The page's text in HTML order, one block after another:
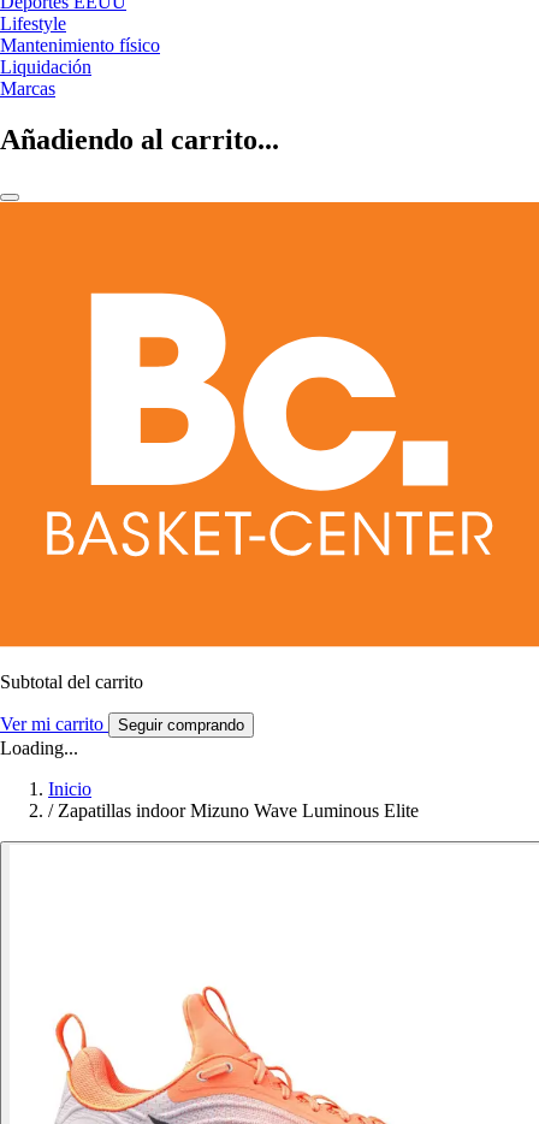
Lifestyle
Mantenimiento físico
Liquidación
Marcas
Añadiendo al carrito...
Subtotal del carrito
Ver mi carrito Seguir comprando
Loading...
Inicio
/ Zapatillas indoor Mizuno Wave Luminous Elite